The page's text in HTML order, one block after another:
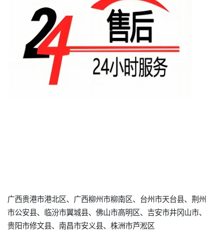
广西贵港市港北区、广西柳州市柳南区、台州市天台县、荆州
市公安县、临汾市翼城县、佛山市高明区、吉安市井冈山市、
贵阳市修文县、南昌市安义县、株洲市芦淞区